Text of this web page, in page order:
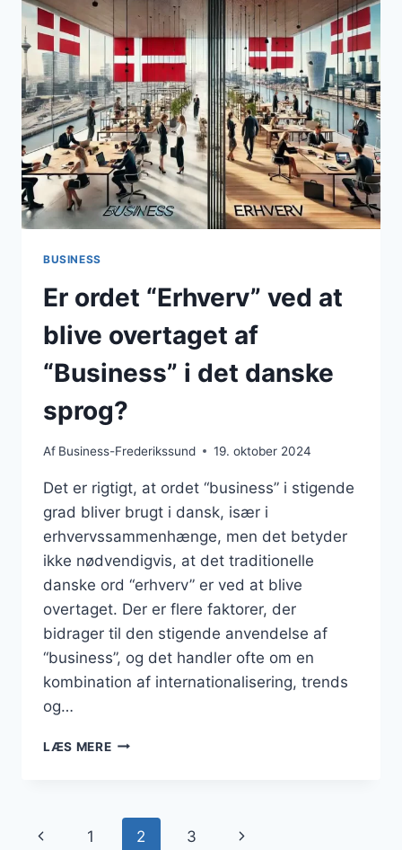
PASSION
PROFIT
BUSINESS
Er ordet “Erhverv” ved at
blive overtaget af
“Business” i det danske
sprog?
Af Business-Frederikssund 19. oktober 2024
Det er rigtigt, at ordet “business” i stigende
grad bliver brugt i dansk, især i
erhvervssammenhænge, men det betyder
ikke nødvendigvis, at det traditionelle
danske ord “erhverv” er ved at blive
overtaget. Der er flere faktorer, der
bidrager til den stigende anvendelse af
“business”, og det handler ofte om en
kombination af internationalisering, trends
og…
LÆS MEREER
AT
BLIVE
Side
Forrige 1 2 3 Næste